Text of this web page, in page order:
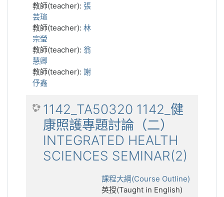
教師(teacher): 張
芸瑄
教師(teacher): 林
宗瑩
教師(teacher): 翁
慧卿
教師(teacher): 謝
伃鑫
1142_TA50320 1142_健
康照護專題討論（二）
INTEGRATED HEALTH
SCIENCES SEMINAR(2)
課程大綱(Course Outline)
英授(Taught in English)